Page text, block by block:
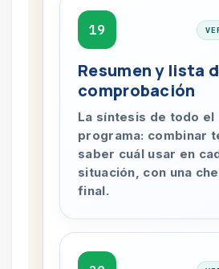
19
Resumen y lista
comprobación
La síntesis de todo el
programa: combinar
saber cuál usar en
situación, con una
final.